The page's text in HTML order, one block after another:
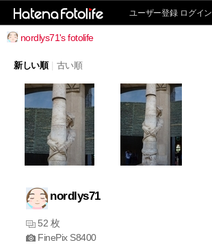
ユーザー登録 ログイン
nordlys71's fotolife
新しい順 古い順
nordlys71
52 枚
FinePix S8400